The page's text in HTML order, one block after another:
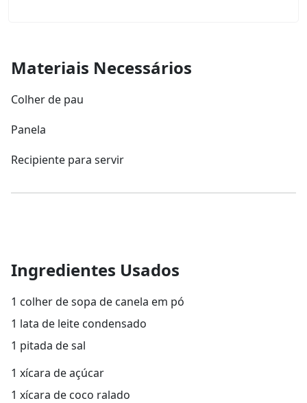
Materiais Necessários
Colher de pau
Panela
Recipiente para servir
Ingredientes Usados
1 colher de sopa de canela em pó
1 lata de leite condensado
1 pitada de sal
1 xícara de açúcar
1 xícara de coco ralado